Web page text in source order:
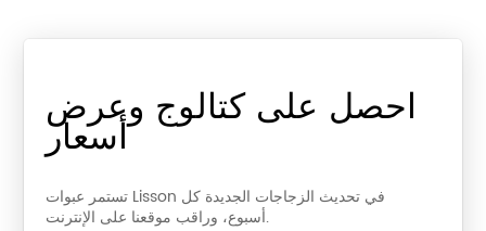
احصل على كتالوج وعرض
أسعار
تستمر عبوات Lisson في تحديث الزجاجات الجديدة كل
أسبوع، وراقب موقعنا على الإنترنت.